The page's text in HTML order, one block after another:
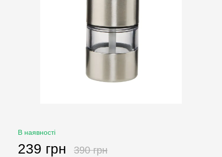
В наявності
239 грн 390 грн